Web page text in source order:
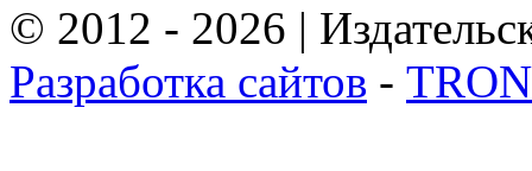
© 2012 - 2026 |
Разработка сайтов -